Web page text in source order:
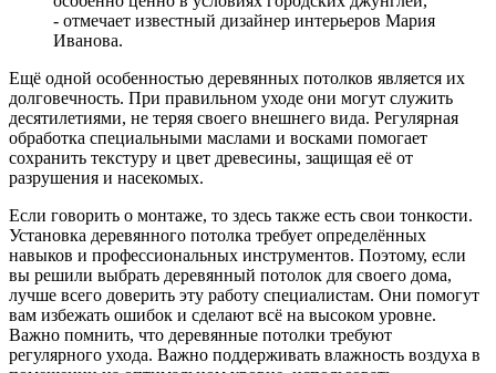
- отмечает известный дизайнер интерьеров Мария
Иванова.
Ещё одной особенностью деревянных потолков является их
долговечность. При правильном уходе они могут служить
десятилетиями, не теряя своего внешнего вида. Регулярная
обработка специальными маслами и восками помогает
сохранить текстуру и цвет древесины, защищая её от
разрушения и насекомых.
Если говорить о монтаже, то здесь также есть свои тонкости.
Установка деревянного потолка требует определённых
навыков и профессиональных инструментов. Поэтому, если
вы решили выбрать деревянный потолок для своего дома,
лучше всего доверить эту работу специалистам. Они помогут
вам избежать ошибок и сделают всё на высоком уровне.
Важно помнить, что деревянные потолки требуют
регулярного ухода. Важно поддерживать влажность воздуха в